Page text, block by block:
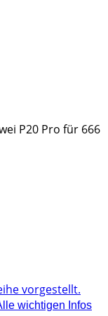
P20 Pro für 666
wichtigen Infos